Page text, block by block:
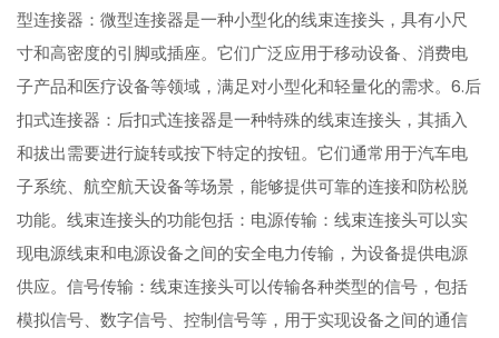
型连接器：微型连接器是一种小型化的线束连接头，具有小尺
寸和高密度的引脚或插座。它们广泛应用于移动设备、消费电
子产品和医疗设备等领域，满足对小型化和轻量化的需求。6.后
扣式连接器：后扣式连接器是一种特殊的线束连接头，其插入
和拔出需要进行旋转或按下特定的按钮。它们通常用于汽车电
子系统、航空航天设备等场景，能够提供可靠的连接和防松脱
功能。线束连接头的功能包括：电源传输：线束连接头可以实
现电源线束和电源设备之间的安全电力传输，为设备提供电源
供应。信号传输：线束连接头可以传输各种类型的信号，包括
模拟信号、数字信号、控制信号等，用于实现设备之间的通信